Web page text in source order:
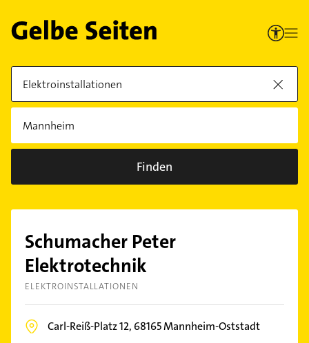
Finden
Schumacher Peter
Elektrotechnik
ELEKTROINSTALLATIONEN
Carl-Reiß-Platz 12, 68165Mannheim-Oststadt